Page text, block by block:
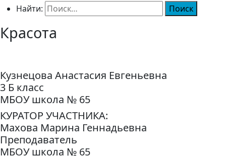
Найти:
Красота
Кузнецова Анастасия Евгеньевна
3 Б класс
МБОУ школа № 65
КУРАТОР УЧАСТНИКА:
Махова Марина Геннадьевна
Преподаватель
МБОУ школа № 65